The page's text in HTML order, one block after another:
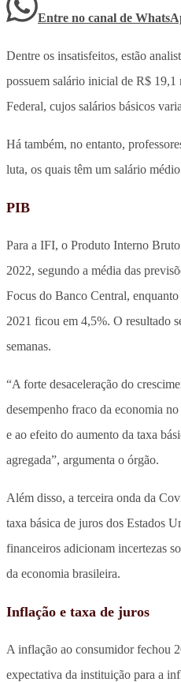
Entre no canal de
Dentre os insatisfeitos, estão
possuem salário inicial de R$ 19,1
Federal, cujos salários básicos
Há também, no entanto,
luta, os quais têm um salário
PIB
Para a IFI, o Produto Interno
2022, segundo a média das
Focus do Banco Central,
2021 ficou em 4,5%. O resultado
semanas.
“A forte desaceleração do
desempenho fraco da economia
e ao efeito do aumento da taxa
agregada”, argumenta o órgão.
Além disso, a terceira onda da
taxa básica de juros dos Estados
financeiros adicionam incertezas
da economia brasileira.
Inflação e taxa de juros
A inflação ao consumidor fechou
expectativa da instituição para a